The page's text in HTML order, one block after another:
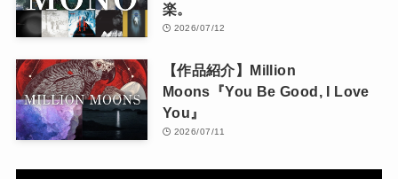
楽。
2026/07/12
【作品紹介】Million
Moons『You Be Good, I Love
You』
2026/07/11